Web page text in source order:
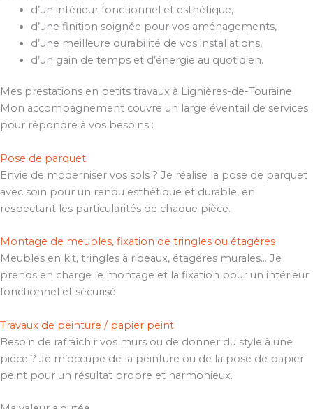
d’un intérieur fonctionnel et esthétique,
d’une finition soignée pour vos aménagements,
d’une meilleure durabilité de vos installations,
d’un gain de temps et d’énergie au quotidien.
Mes prestations en petits travaux à Lignières-de-Touraine
Mon accompagnement couvre un large éventail de services
pour répondre à vos besoins :
Pose de parquet
Envie de moderniser vos sols ? Je réalise la pose de parquet
avec soin pour un rendu esthétique et durable, en
respectant les particularités de chaque pièce.
Montage de meubles, fixation de tringles ou étagères
Meubles en kit, tringles à rideaux, étagères murales… Je
prends en charge le montage et la fixation pour un intérieur
fonctionnel et sécurisé.
Travaux de peinture / papier peint
Besoin de rafraîchir vos murs ou de donner du style à une
pièce ? Je m’occupe de la peinture ou de la pose de papier
peint pour un résultat propre et harmonieux.